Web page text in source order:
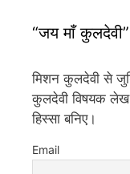
“जय माँ कुलदेवी”
मिशन कुलदेवी से
कुलदेवी विषयक लेख
हिस्सा बनिए।
Email